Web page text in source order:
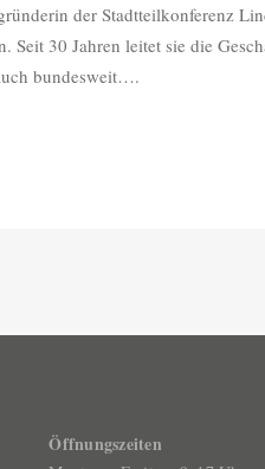
der Stadtteilkonferenz
Seit 30 Jahren leitet sie die
bundesweit….
Öffnungszeiten